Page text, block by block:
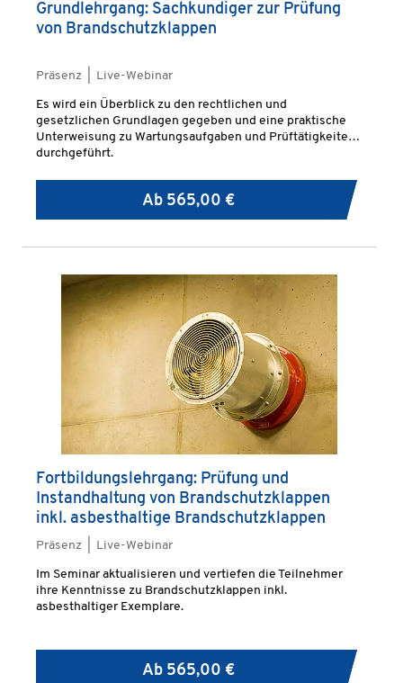
Grundlehrgang: Sachkundiger zur Prüfung
von Brandschutzklappen
Präsenz | Live-Webinar
Es wird ein Überblick zu den rechtlichen und
gesetzlichen Grundlagen gegeben und eine praktische
Unterweisung zu Wartungsaufgaben und Prüftätigkeiten
durchgeführt.
Ab 565,00 €
Fortbildungslehrgang: Prüfung und
Instandhaltung von Brandschutzklappen
inkl. asbesthaltige Brandschutzklappen
Präsenz | Live-Webinar
Im Seminar aktualisieren und vertiefen die Teilnehmer
ihre Kenntnisse zu Brandschutzklappen inkl.
asbesthaltiger Exemplare.
Ab 565,00 €